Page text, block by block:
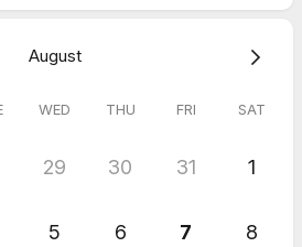
August
WED THU FRI SAT
29 30 31 1
5 6 7 8